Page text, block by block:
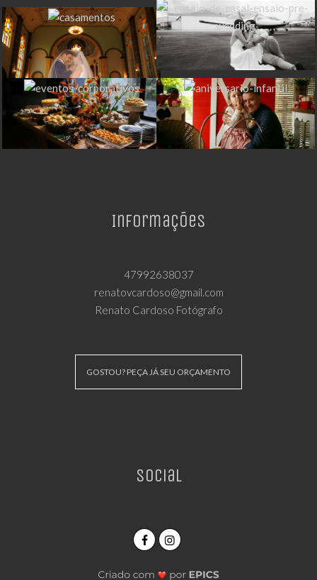
Informações
47992638037
renatovcardoso@gmail.com
Renato Cardoso Fotógrafo
GOSTOU? PEÇA JÁ SEU ORÇAMENTO
Social